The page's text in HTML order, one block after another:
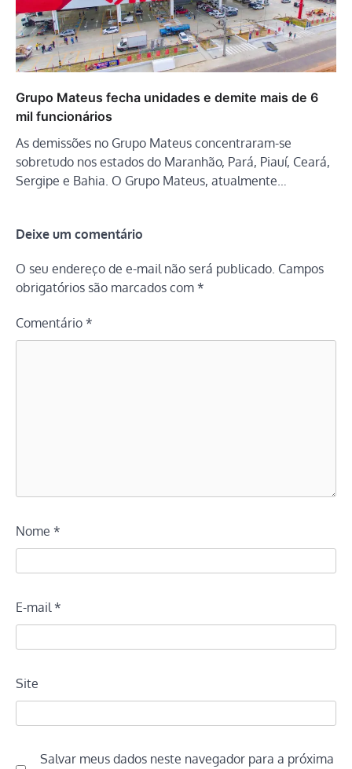
Grupo Mateus fecha unidades e demite mais de 6
mil funcionários
As demissões no Grupo Mateus concentraram-se
sobretudo nos estados do Maranhão, Pará, Piauí, Ceará,
Sergipe e Bahia. O Grupo Mateus, atualmente…
Deixe um comentário
O seu endereço de e-mail não será publicado. Campos
obrigatórios são marcados com *
Comentário *
Nome *
E-mail*
Site
Salvar meus dados neste navegador para a próxima